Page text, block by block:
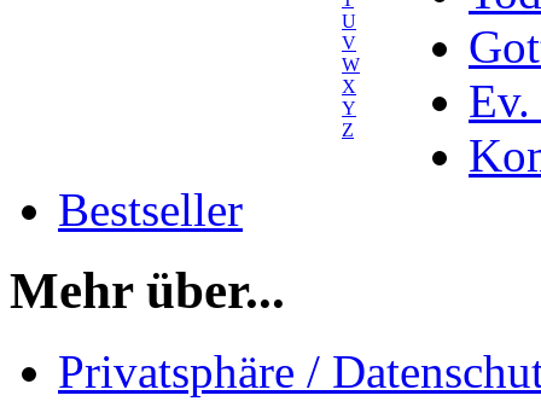
U
V
W
X
Y
Z
Ev.
Bestseller
Mehr über...
Privatsphäre /